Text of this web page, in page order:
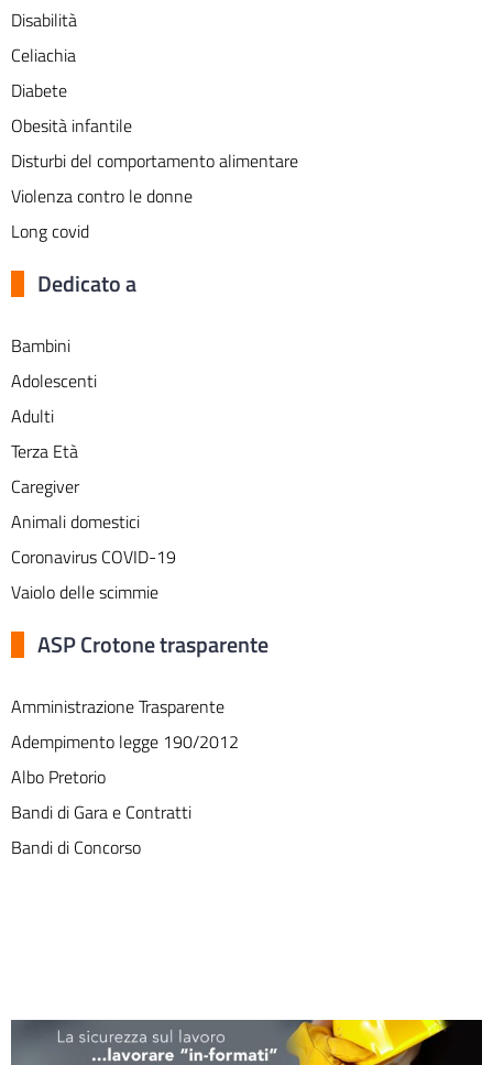
Disabilità
Celiachia
Diabete
Obesità infantile
Disturbi del comportamento alimentare
Violenza contro le donne
Long covid
Dedicato a
Bambini
Adolescenti
Adulti
Terza Età
Caregiver
Animali domestici
Coronavirus COVID-19
Vaiolo delle scimmie
ASP Crotone trasparente
Amministrazione Trasparente
Adempimento legge 190/2012
Albo Pretorio
Bandi di Gara e Contratti
Bandi di Concorso